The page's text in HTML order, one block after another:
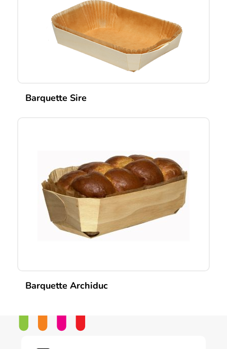
Barquette Sire
Barquette Archiduc